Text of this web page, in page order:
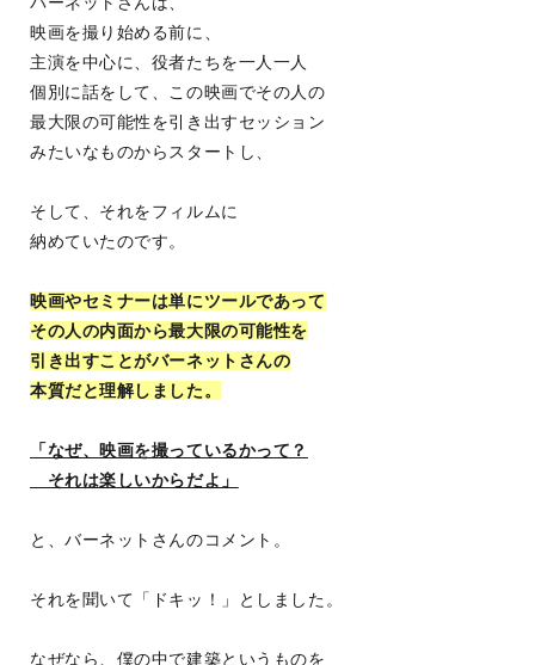
映画を撮り始める前に、
主演を中心に、役者たちを一人一人
個別に話をして、この映画でその人の
最大限の可能性を引き出すセッション
みたいなものからスタートし、
そして、それをフィルムに
納めていたのです。
映画やセミナーは単にツールであって
その人の内面から最大限の可能性を
引き出すことがバーネットさんの
本質だと理解しました。
「なぜ、映画を撮っているかって？
それは楽しいからだよ」
と、バーネットさんのコメント。
それを聞いて「ドキッ！」としました。
なぜなら、僕の中で建築というものを